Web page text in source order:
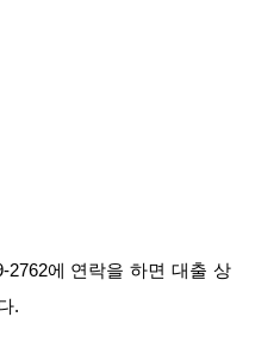
2762에 연락을 하면 대출 상
.